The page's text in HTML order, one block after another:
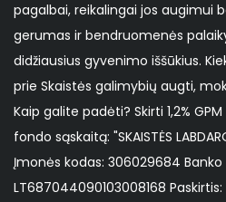
pagalbai, reikalingai jos augimui
gerumas ir bendruomenės
didžiausius gyvenimo iššūkius.
prie Skaistės galimybių augti,
Kaip galite padėti? Skirti 1,2%
fondo sąskaitą: "SKAISTĖS
Įmonės kodas: 306029684 Banko
LT687044090103008168